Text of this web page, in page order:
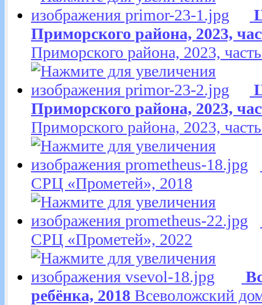
Приморского района, 2023,
Приморского района, 2023,
Приморского района, 2023,
Приморского района, 2023,
СРЦ «Прометей», 2018
СРЦ «Прометей», 2022
ребёнка, 2018 Всеволожский